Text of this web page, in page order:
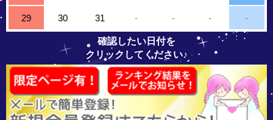
29 30 31 - - - -
確認したい日付を
クリックしてください♪